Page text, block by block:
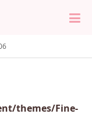
themes/Fine-